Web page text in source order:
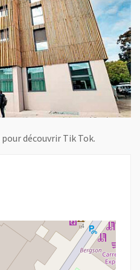
découvrir Tik Tok.
Moteur